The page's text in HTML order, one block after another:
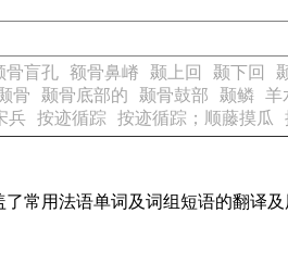
骨盲孔 额骨鼻嵴 颞上回 颞下回
骨 颞骨底部的 颞骨鼓部 颞鳞 羊
兵 按迹循踪 按迹循踪；顺藤摸瓜
常用法语单词及词组短语的翻译